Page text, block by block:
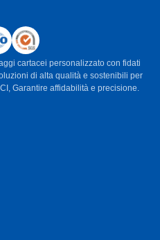
cartacei personalizzato con fidati
di alta qualità e sostenibili per
Garantire affidabilità e precisione.